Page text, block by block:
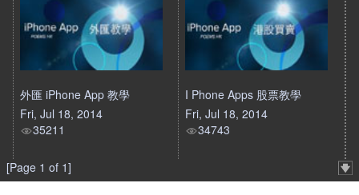
外匯 iPhone App 教學
Fri, Jul 18, 2014
35211
I Phone Apps 股票教學
Fri, Jul 18, 2014
34743
[Page 1 of 1]